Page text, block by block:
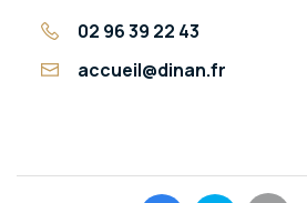
02 96 39 22 43
accueil@dinan.fr